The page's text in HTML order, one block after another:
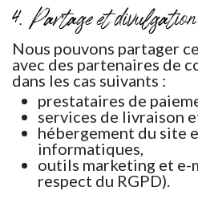
4. Partage et
Nous pouvons partager
avec des partenaires de
dans les cas suivants :
prestataires de
services de livraison
hébergement du site
informatiques,
outils marketing et e-
respect du RGPD).